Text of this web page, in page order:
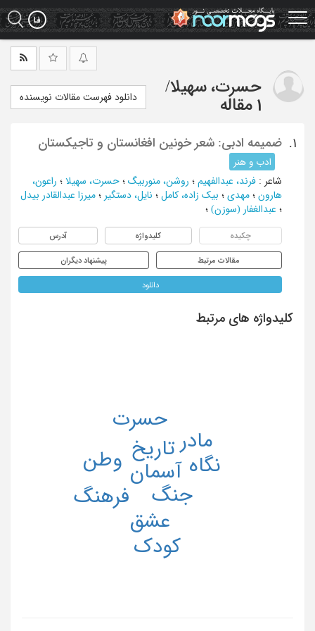
Skip
to
main
حسرت، سهیلا/
1 مقاله
دانلود فهرست مقالات نویسنده
1. ضمیمه ادبی: شعر خونین افغانستان و تاجیکستان
ادب و هنر
شاعر : فرند، عبدالفهیم ؛ روشن، منوربیگ ؛ حسرت، سهیلا ؛ راعون،
هارون ؛ مهدی ؛ بیک زاده، کامل ؛ نایل، دستگیر ؛ میرزا عبدالقادر بیدل
؛ عبدالغفار (سوزن) ؛
چکیده کلیدواژه آدرس
مقالات مرتبط پیشنهاد دیگران
دانلود
کلیدواژه های مرتبط
آسمان
تاریخ
جنگ
حسرت
عشق
فرهنگ
مادر
نگاه
وطن
کودک